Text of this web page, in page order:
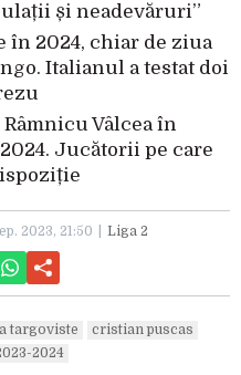
și neadevăruri”
în 2024, chiar de ziua
Italianul a testat doi
Vâlcea în
Jucătorii pe care
2023, 21:50 Liga 2
targoviste
cristian puscas
2024